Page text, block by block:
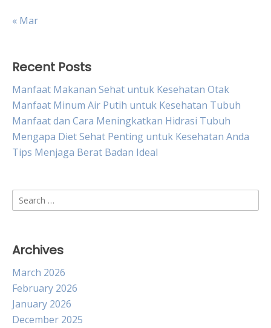
« Mar
Recent Posts
Manfaat Makanan Sehat untuk Kesehatan Otak
Manfaat Minum Air Putih untuk Kesehatan Tubuh
Manfaat dan Cara Meningkatkan Hidrasi Tubuh
Mengapa Diet Sehat Penting untuk Kesehatan Anda
Tips Menjaga Berat Badan Ideal
Search
for:
Archives
March 2026
February 2026
January 2026
December 2025